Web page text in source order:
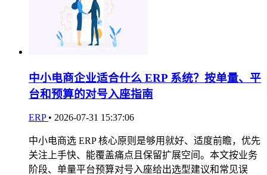
中小电商企业适合什么 ERP 系统？按单量、平
台和预算的对号入座指南
ERP • 2026-07-31 15:37:06
中小电商选 ERP 核心原则是够用就好、适度前瞻，优先
关注上手快、能覆盖痛点且保留扩展空间。本文按业务
阶段、单量平台预算对号入座给出选型建议和常见误